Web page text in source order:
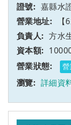
嘉縣水
方水
詳細資